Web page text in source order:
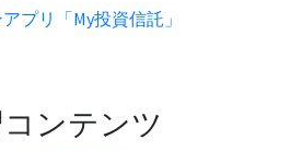
プリ「My投資信託」
ンテンツ